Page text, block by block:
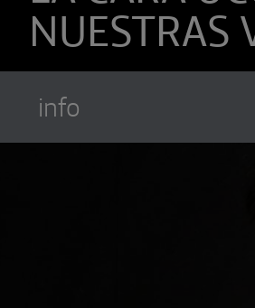
NUESTRAS
info
Suscríbete a
Utiliza cualquiera
recibir los nuevos